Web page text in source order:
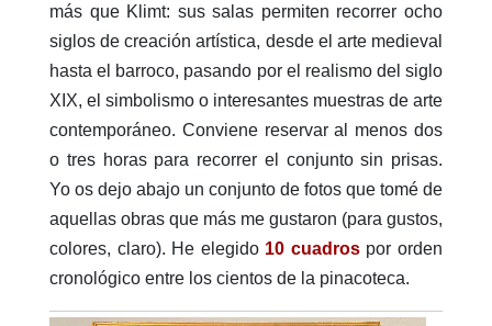
más que Klimt: sus salas permiten recorrer ocho
siglos de creación artística, desde el arte medieval
hasta el barroco, pasando por el realismo del siglo
XIX, el simbolismo o interesantes muestras de arte
contemporáneo. Conviene reservar al menos dos
o tres horas para recorrer el conjunto sin prisas.
Yo os dejo abajo un conjunto de fotos que tomé de
aquellas obras que más me gustaron (para gustos,
colores, claro). He elegido 10 cuadrospor orden
cronológico entre los cientos de la pinacoteca.